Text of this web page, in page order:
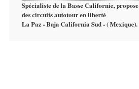
Spécialiste de la Basse Californie, propose
des circuits autotour en liberté
La Paz - Baja California Sud - ( Mexique).